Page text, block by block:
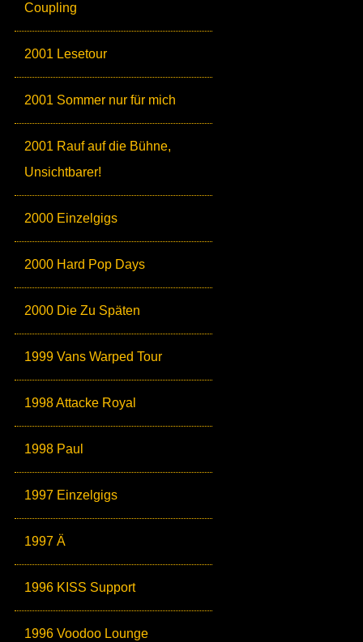
Coupling
2001 Lesetour
2001 Sommer nur für mich
2001 Rauf auf die Bühne,
Unsichtbarer!
2000 Einzelgigs
2000 Hard Pop Days
2000 Die Zu Späten
1999 Vans Warped Tour
1998 Attacke Royal
1998 Paul
1997 Einzelgigs
1997 Ä
1996 KISS Support
1996 Voodoo Lounge